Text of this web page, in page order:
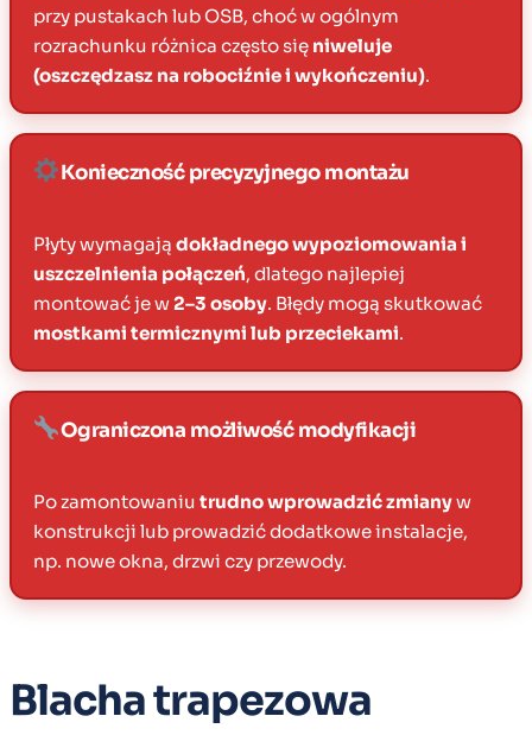
przy pustakach lub OSB, choć w ogólnym
rozrachunku różnica często się niweluje
(oszczędzasz na robociźnie i wykończeniu).
Konieczność precyzyjnego montażu
Płyty wymagają dokładnego wypoziomowania i
uszczelnienia połączeń, dlatego najlepiej
montować je w2–3 osoby. Błędy mogą skutkować
mostkami termicznymi lub przeciekami.
Ograniczona możliwość modyfikacji
Po zamontowaniu trudno wprowadzić zmianyw
konstrukcji lub prowadzić dodatkowe instalacje,
np. nowe okna, drzwi czy przewody.
Blacha trapezowa